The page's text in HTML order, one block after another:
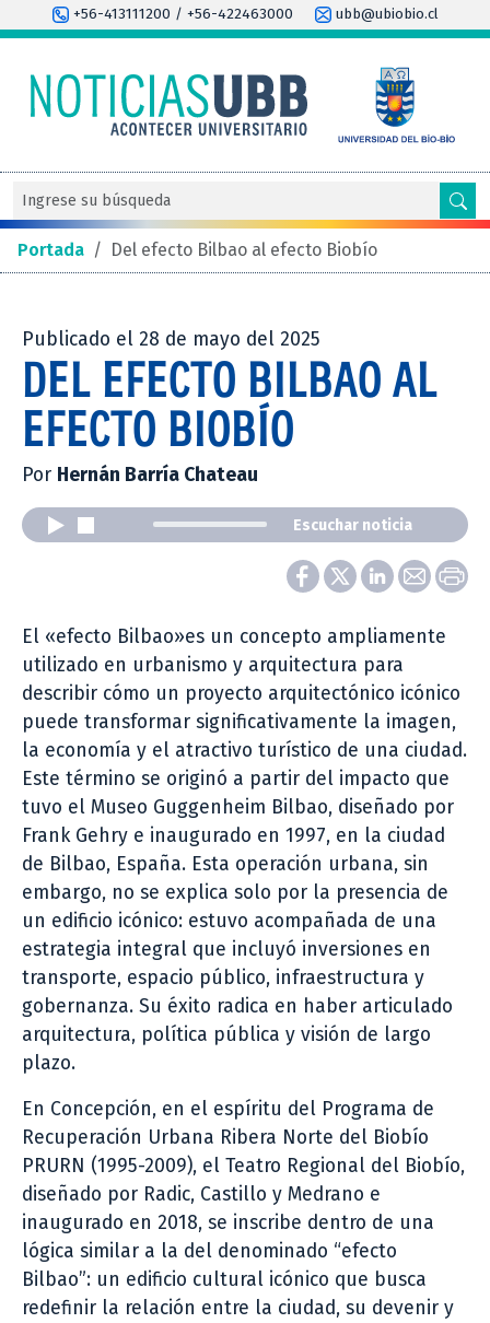
+56-413111200 / +56-422463000 ubb@ubiobio.cl
Portada / Del efecto Bilbao al efecto Biobío
Publicado el 28 de mayo del 2025
DEL EFECTO BILBAO AL
EFECTO BIOBÍO
Por Hernán Barría Chateau
Escuchar noticia
El «efecto Bilbao»es un concepto ampliamente
utilizado en urbanismo y arquitectura para
describir cómo un proyecto arquitectónico icónico
puede transformar significativamente la imagen,
la economía y el atractivo turístico de una ciudad.
Este término se originó a partir del impacto que
tuvo el Museo Guggenheim Bilbao, diseñado por
Frank Gehry e inaugurado en 1997, en la ciudad
de Bilbao, España. Esta operación urbana, sin
embargo, no se explica solo por la presencia de
un edificio icónico: estuvo acompañada de una
estrategia integral que incluyó inversiones en
transporte, espacio público, infraestructura y
gobernanza. Su éxito radica en haber articulado
arquitectura, política pública y visión de largo
plazo.
En Concepción, en el espíritu del Programa de
Recuperación Urbana Ribera Norte del Biobío
PRURN (1995-2009), el Teatro Regional del Biobío,
diseñado por Radic, Castillo y Medrano e
inaugurado en 2018, se inscribe dentro de una
lógica similar a la del denominado “efecto
Bilbao”: un edificio cultural icónico que busca
redefinir la relación entre la ciudad, su devenir y